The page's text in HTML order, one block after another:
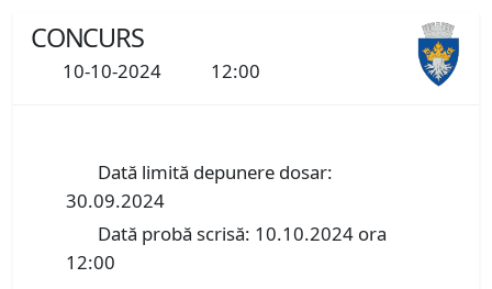
CONCURS
10-10-2024 12:00
Dată limită depunere dosar:
30.09.2024
Dată probă scrisă: 10.10.2024 ora
12:00